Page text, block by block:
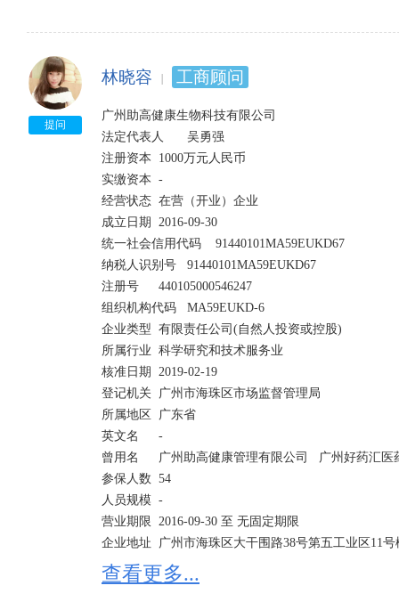
可证》为准);
提问
林晓容 工商顾问
广州助高健康生物科技有限公司
法定代表人	吴勇强
注册资本	1000万元人民币
实缴资本	-
经营状态	在营（开业）企业
成立日期	2016-09-30
统一社会信用代码	91440101MA59EUKD67
纳税人识别号	91440101MA59EUKD67
注册号	440105000546247
组织机构代码	MA59EUKD-6
企业类型	有限责任公司(自然人投资或控股)
所属行业	科学研究和技术服务业
核准日期	2019-02-19
登记机关	广州市海珠区市场监督管理局
所属地区	广东省
英文名	-
曾用名	广州助高健康管理有限公司   广州好药汇医药科技有限公司
参保人数	54
人员规模	-
营业期限	2016-09-30 至 无固定期限
企业地址	广州市海珠区大干围路38号第五工业区11号楼第五层504室(仅限办公用途,不可作厂房使用) 查看
地图 附近企业
经营范围	生物技术推广服务;药品研发;医疗用品及器材零售(不含药品及医疗器械);医学研究和试验发展;互
查看更多...